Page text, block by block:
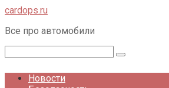
Перейти
контенту
cardops.ru
Все про автомобили
Новости